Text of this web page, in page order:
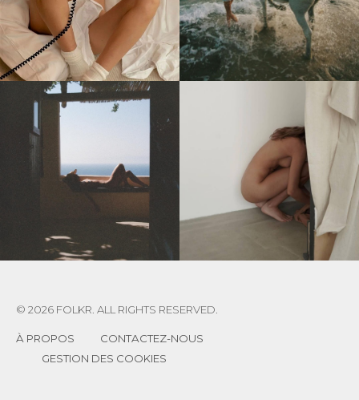
© 2026 FOLKR. ALL RIGHTS RESERVED.
À PROPOS
CONTACTEZ-NOUS
GESTION DES COOKIES